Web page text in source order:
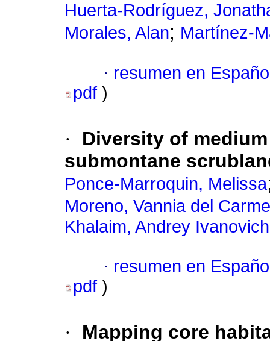
Huerta-Rodríguez,
Morales, Alan; Martínez-
· resumen en
pdf )
·
Diversity of
submontane
Ponce-Marroquin, Melissa
Moreno, Vannia del
Khalaim, Andrey Ivanovich
· resumen en
pdf )
·
Mapping core